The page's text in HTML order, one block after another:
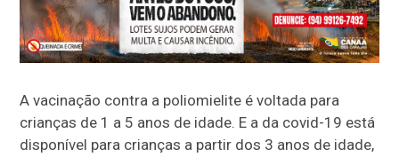
A vacinação contra a poliomielite é voltada para
crianças de 1 a 5 anos de idade. E a da covid-19 está
disponível para crianças a partir dos 3 anos de idade,